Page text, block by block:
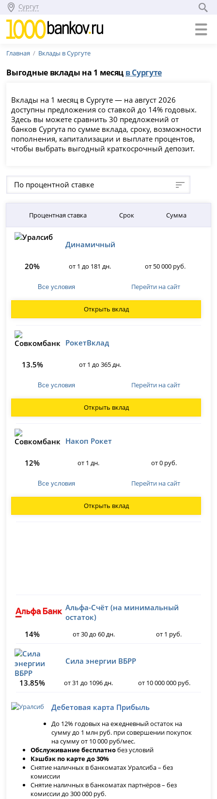
Сургут
Главная Вклады в Сургуте
Выгодные вклады на 1 месяц в Сургуте
Вклады на 1 месяц в Сургуте — на август 2026
доступны предложения со ставкой до 14% годовых.
Здесь вы можете сравнить 30 предложений от
банков Сургута по сумме вклада, сроку, возможности
пополнения, капитализации и выплате процентов,
чтобы выбрать выгодный краткосрочный депозит.
По процентной ставке
Процентная ставка Срок Сумма
Динамичный
20% от 1 до 181 дн. от 50 000 руб.
Все условия Перейти на сайт
Открыть вклад
РокетВклад
13.5% от 1 до 365 дн.
Все условия Перейти на сайт
Открыть вклад
Накоп Рокет
12% от 1 дн. от 0 руб.
Все условия Перейти на сайт
Открыть вклад
Альфа-Счёт (на минимальный
остаток)
14%
от 30 до 60 дн. от 1 руб.
Сила энергии ВБРР
13.85% от 31 до 1096 дн. от 10 000 000 руб.
Дебетовая карта Прибыль
До 12% годовых на ежедневный остаток на
сумму до 1 млн руб. при совершении покупок
на сумму от 10 000 руб/мес.
Обслуживание бесплатнобез условий
Кэшбэк по карте до 30%
Снятие наличных в банкоматах Уралсиба – без
комиссии
Снятие наличных в банкоматах партнёров – без
комиссии до 300 000 руб.